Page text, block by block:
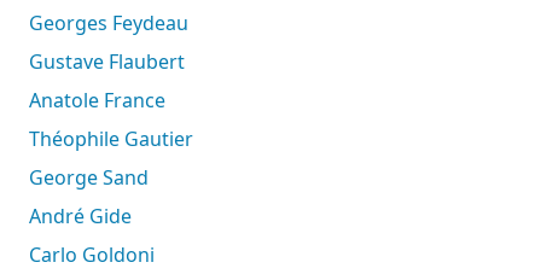
Georges Feydeau
Gustave Flaubert
Anatole France
Théophile Gautier
George Sand
André Gide
Carlo Goldoni